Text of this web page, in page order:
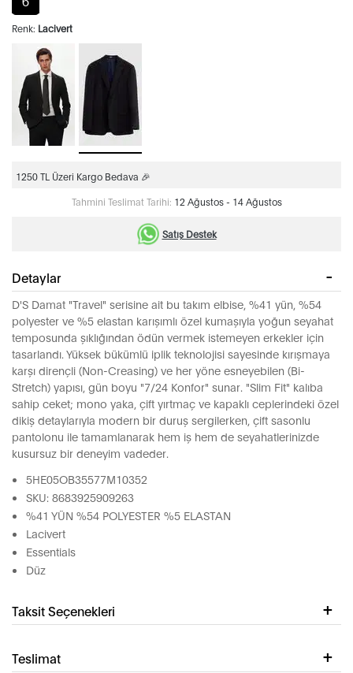
Renk: Lacivert
1250 TL Üzeri Kargo Bedava 🎉
Tahmini Teslimat Tarihi: 12 Ağustos - 14 Ağustos
Satış Destek
Detaylar
D'S Damat "Travel" serisine ait bu takım elbise, %41 yün, %54
polyester ve %5 elastan karışımlı özel kumaşıyla yoğun seyahat
temposunda şıklığından ödün vermek istemeyen erkekler için
tasarlandı. Yüksek bükümlü iplik teknolojisi sayesinde kırışmaya
karşı dirençli (Non-Creasing) ve her yöne esneyebilen (Bi-
Stretch) yapısı, gün boyu "7/24 Konfor" sunar. "Slim Fit" kalıba
sahip ceket; mono yaka, çift yırtmaç ve kapaklı ceplerindeki özel
dikiş detaylarıyla modern bir duruş sergilerken, çift sasonlu
pantolonu ile tamamlanarak hem iş hem de seyahatlerinizde
kusursuz bir deneyim vadeder.
5HE05OB35577M10352
SKU: 8683925909263
%41 YÜN %54 POLYESTER %5 ELASTAN
Lacivert
Essentials
Düz
Taksit Seçenekleri
Teslimat